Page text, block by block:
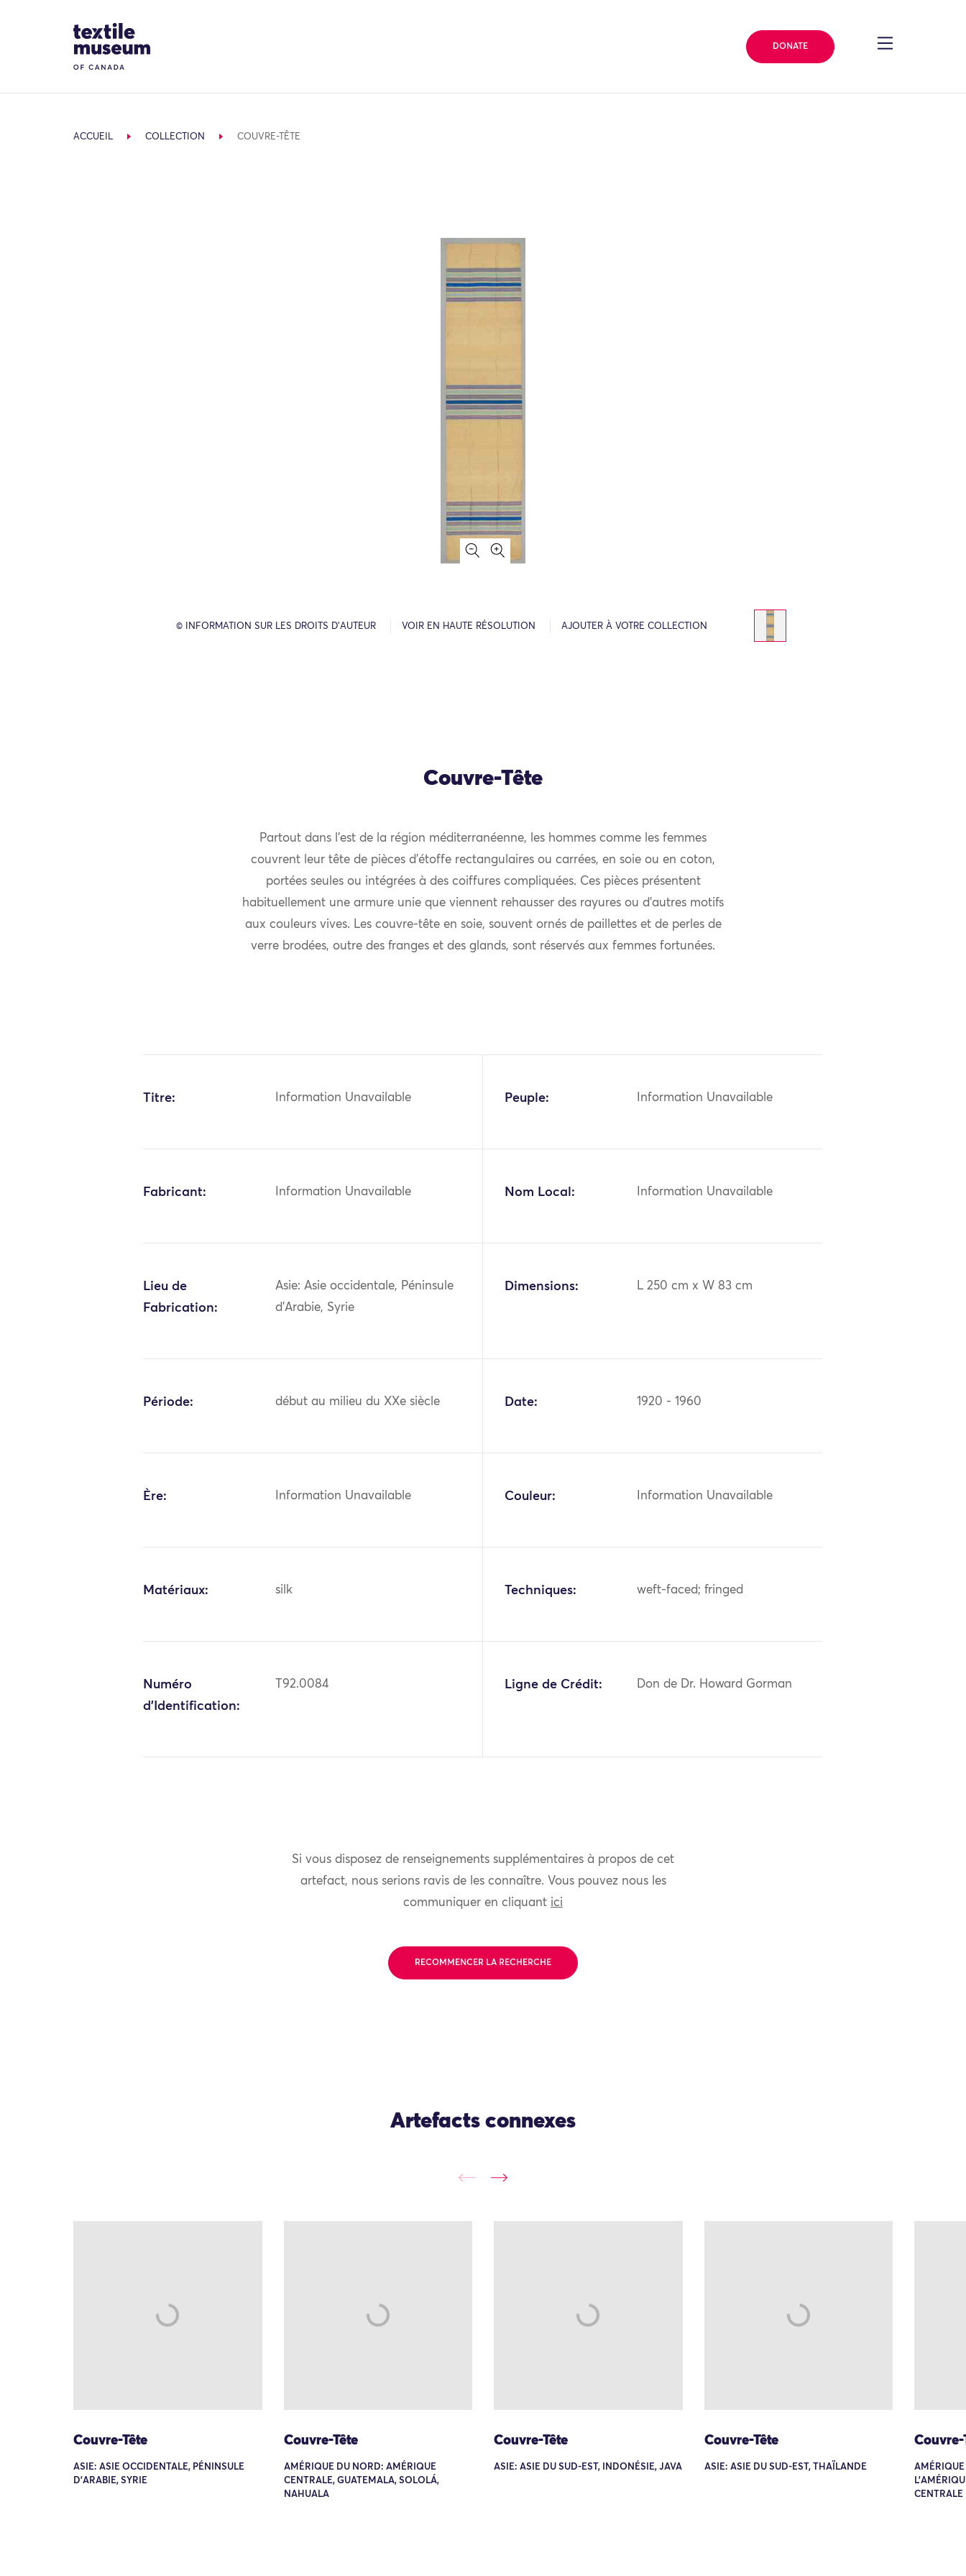
Site Logo
DONATE
ACCUEIL COLLECTION COUVRE-TÊTE
© INFORMATION SUR LES DROITS D’AUTEUR VOIR EN HAUTE RÉSOLUTION AJOUTER À VOTRE COLLECTION
Couvre-Tête
Partout dans l’est de la région méditerranéenne, les hommes comme les femmes
couvrent leur tête de pièces d’étoffe rectangulaires ou carrées, en soie ou en coton,
portées seules ou intégrées à des coiffures compliquées. Ces pièces présentent
habituellement une armure unie que viennent rehausser des rayures ou d’autres motifs
aux couleurs vives. Les couvre-tête en soie, souvent ornés de paillettes et de perles de
verre brodées, outre des franges et des glands, sont réservés aux femmes fortunées.
Titre: Information Unavailable Peuple: Information Unavailable
Fabricant: Information Unavailable Nom Local: Information Unavailable
Lieu de
Fabrication:
Asie: Asie occidentale, Péninsule
d'Arabie, Syrie
Dimensions: L 250 cm x W 83 cm
Période: début au milieu du XXe siècle Date: 1920 - 1960
Ère: Information Unavailable Couleur: Information Unavailable
Matériaux: silk Techniques: weft-faced; fringed
Numéro
d'Identification:
T92.0084 Ligne de Crédit: Don de Dr. Howard Gorman
Si vous disposez de renseignements supplémentaires à propos de cet
artefact, nous serions ravis de les connaître. Vous pouvez nous les
communiquer en cliquant ici
RECOMMENCER LA RECHERCHE
Artefacts connexes
Couvre-Tête
ASIE: ASIE OCCIDENTALE, PÉNINSULE
D'ARABIE, SYRIE
Couvre-Tête
AMÉRIQUE DU NORD: AMÉRIQUE
CENTRALE, GUATEMALA, SOLOLÁ,
NAHUALA
Couvre-Tête
ASIE: ASIE DU SUD-EST, INDONÉSIE, JAVA
Couvre-Tête
ASIE: ASIE DU SUD-EST, THAÏLANDE
Couvre-
AMÉRIQUE
CENTRALE